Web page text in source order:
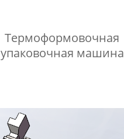
Термоформовочная
упаковочная машина